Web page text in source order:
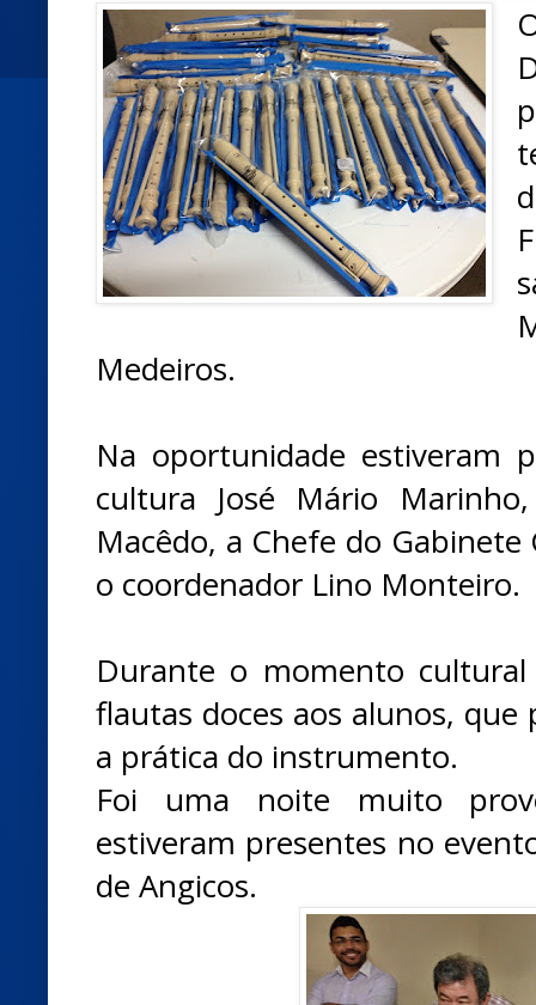
Medeiros.
Na oportunidade estiveram
cultura José Mário
Macêdo, a Chefe do
o coordenador Lino Monteiro.
Durante o momento
flautas doces aos alunos,
a prática do instrumento.
Foi uma noite muito
estiveram presentes no
de Angicos.